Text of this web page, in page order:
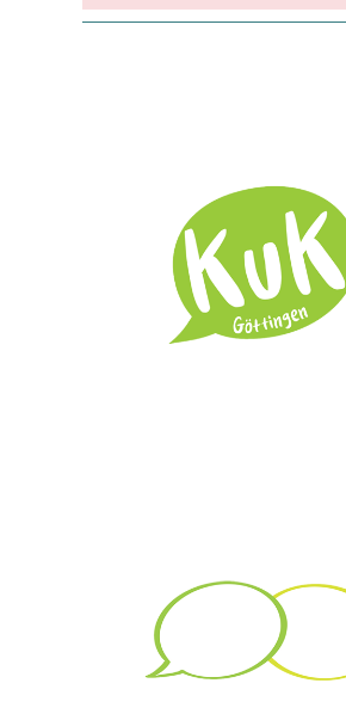
Infos zum KuK
Beratung